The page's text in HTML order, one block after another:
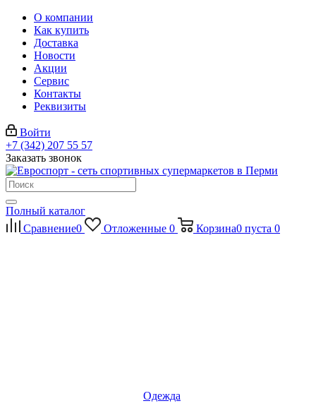
О компании
Как купить
Доставка
Новости
Акции
Сервис
Контакты
Реквизиты
Войти
+7 (342) 207 55 57
Заказать звонок
Полный каталог
Сравнение0 Отложенные 0 Корзина0 пуста 0
Одежда